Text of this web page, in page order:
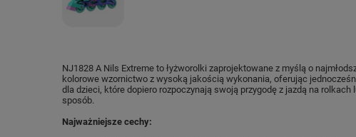
NJ1828 A Nils Extreme to łyżworolki zaprojektowane z myślą o
kolorowe wzornictwo z wysoką jakością wykonania, oferując
dla dzieci, które dopiero rozpoczynają swoją przygodę z jazdą na
sposób.
Najważniejsze cechy: